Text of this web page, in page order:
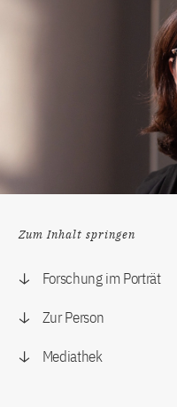
Zum Inhalt springen
Forschung im Porträt
Zur Person
Mediathek